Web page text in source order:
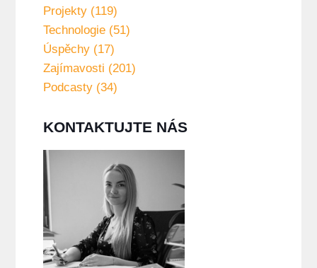
Projekty (119)
Technologie (51)
Úspěchy (17)
Zajímavosti (201)
Podcasty (34)
KONTAKTUJTE NÁS